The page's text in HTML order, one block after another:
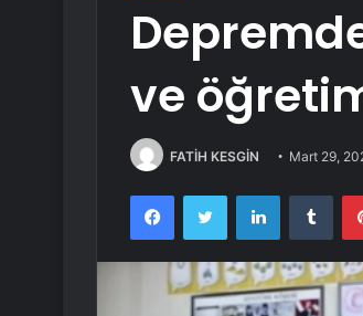
ve
FATİH KESGİN Mart 29,
FacebookTwitter LinkedIn